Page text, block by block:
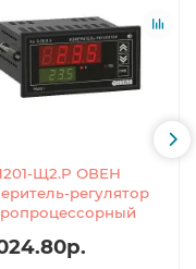
Щ2.Р ОВЕН
регулятор